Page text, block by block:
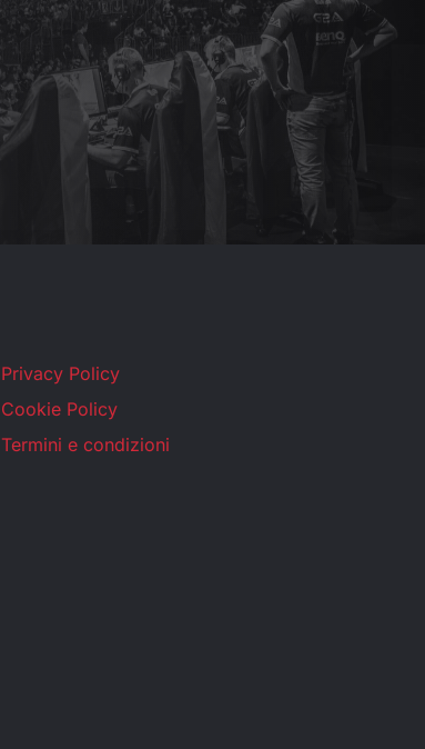
Privacy Policy
Cookie Policy
Termini e condizioni